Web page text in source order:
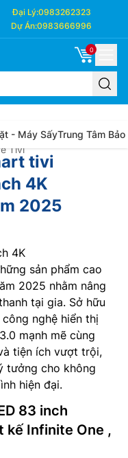
Đại Lý:0983262323
Dự Án:0983666996
0
- Máy SấyTrung Tâm Bảo
Tivi
tivi
4K
2025
4K
sản phẩm cao
2025 nhằm nâng
tại gia. Sở hữu
nghệ hiển thị
mạnh mẽ cùng
tiện ích vượt trội,
tưởng cho không
hiện đại.
83 inch
kế Infinite One ,